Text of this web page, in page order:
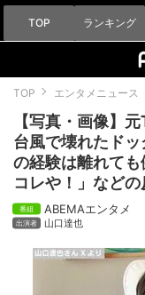
TOP ランキング
TOP エンタメニュース
【写真・画像】
台風で壊れたド
の経験は離れて
コレや！」などの
ABEMAエンタメ
山口達也